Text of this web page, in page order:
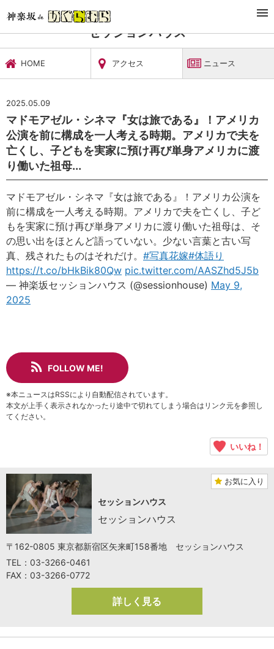
文化施設・ギャラリー
セッションハウス
HOME アクセス ニュース
2025.05.09
マドモアゼル・シネマ『女は旅である』！アメリカ
公演を前に構成を一人考える時期。アメリカで夫を
亡くし、子どもを実家に預け再び単身アメリカに渡
り働いた祖母...
マドモアゼル・シネマ『女は旅である』！アメリカ公演を
前に構成を一人考える時期。アメリカで夫を亡くし、子ど
もを実家に預け再び単身アメリカに渡り働いた祖母は、そ
の思い出をほとんど語っていない。少ない言葉と古い写
真、残されたものはそれだけ。 #写真花嫁#体語り
https://t.co/bHkBik80Qw pic.twitter.com/AASZhd5J5b
— 神楽坂セッションハウス (@sessionhouse) May 9,
2025
FOLLOW ME!
※本ニュースはRSSにより自動配信されています。
本文が上手く表示されなかったり途中で切れてしまう場合はリンク元を参照し
てください。
いいね！
お気に入り
セッションハウス
セッションハウス
〒162-0805 東京都新宿区矢来町158番地 セッションハウス
TEL：03-3266-0461
FAX：03-3266-0772
詳しく見る